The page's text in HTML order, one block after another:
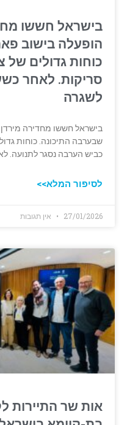
בישראל חששו
הופעלה בישוב
כוחות גדולים
סריקות. לאחר
לשגרה
בישראל חששו מחדירה
שבערבה התיכונה. כוחות
כביש הערבה נסגר לתנועה.
לסיפור המלא>>
27/01/2026 אין תגובות
אות שר התיירות